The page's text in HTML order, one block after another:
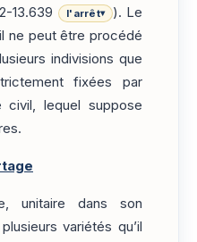
13.639 l'arrêt▾
). Le
ne peut être procédé
indivisions que
fixées par
civil, lequel suppose
unitaire dans son
variétés qu’il